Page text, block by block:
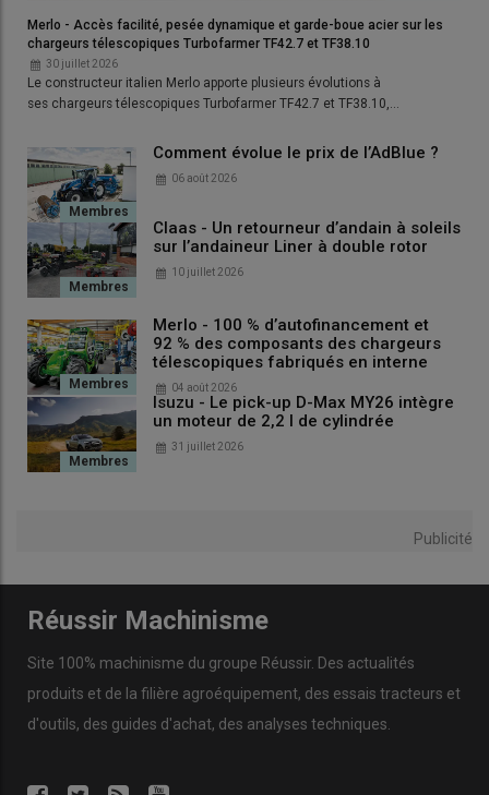
l’arrivée des animaux, et à la coupe des refus dans quelques
parcelles. Le premiergroupe de fauche triple, qui vient d’être
renouvelé en 2026 par un modèle identique (Disco 3200F Profil
à l’avant et Disco 9300 à l’arrière), est arrivé en 2019, en
remplacement d’un ensemble avant et arrière d’une largeur de
le Gaec vient de verser une soulte de 30 000 euros pour le
remplacer par un neuf. «Nous avions à l’époque profité de l’
PCAEqui nous imposait d’augmenter le débit de chantier, d’où
l’acquisition d’une combinaison triple. Nous avions en même
temps investi dans un andaineur à tapisRoc
RT 730 pour
récolter de l’herbe la plus propre possible et
bonne teneur en matières azotées .
Les associés du Gaec du Mesnilge apprécient le groupe de
© Anthony Gohin
Merlo - Accès facilité, pesée dynamique et garde-boue acier sur les
chargeurs télescopiques Turbofarmer TF42.7 et TF38.10
30 juillet 2026
Le constructeur italien Merlo apporte plusieurs évolutions à
ses chargeurs télescopiques Turbofarmer TF42.7 et TF38.10,…
Comment évolue le prix de l’AdBlue ?
06 août 2026
Claas - Un retourneur d’andain à soleils
sur l’andaineur Liner à double rotor
10 juillet 2026
Merlo - 100 % d’autofinancement et
92 % des composants des chargeurs
télescopiques fabriqués en interne
04 août 2026
Isuzu - Le pick-up D-Max MY26 intègre
un moteur de 2,2 l de cylindrée
31 juillet 2026
Publicité
Réussir Machinisme
Site 100% machinisme du groupe Réussir. Des actualités
produits et de la filière agroéquipement, des essais tracteurs et
d'outils, des guides d'achat, des analyses techniques.